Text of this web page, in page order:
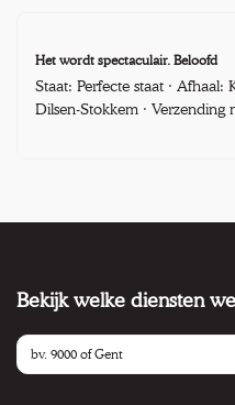
Het wordt spectaculair. Beloofd
Staat: Perfecte staat · Afhaal:
Dilsen-Stokkem · Verzending
Bekijk welke diensten